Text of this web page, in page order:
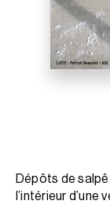
Dépôts de
l’intérieur